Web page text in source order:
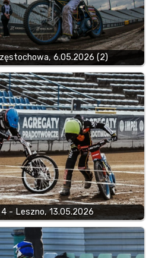
6.05.2026 (2)
4 - Leszno, 13.05.2026